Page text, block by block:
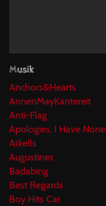
Musik
Anchors&Hearts
AnnenMayKantereit
Anti-Flag
Apologies, I Have None
Arkells
Augustines
Badabing
Best Regards
Boy Hits Car